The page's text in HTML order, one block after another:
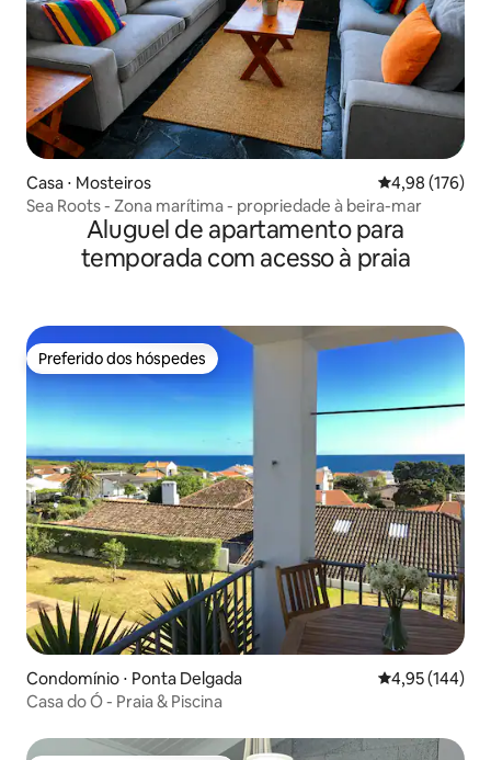
Casa ⋅ Mosteiros 4,98 de uma
4,98 (176)
Sea Roots - Zona marítima - propriedade à beira-mar
Aluguel de apartamento para
temporada com acesso à praia
Preferido dos hóspedes
Preferido dos hóspedes
Condomínio ⋅ Ponta Delgada 4,95 de uma
4,95 (144)
Casa do Ó - Praia & Piscina